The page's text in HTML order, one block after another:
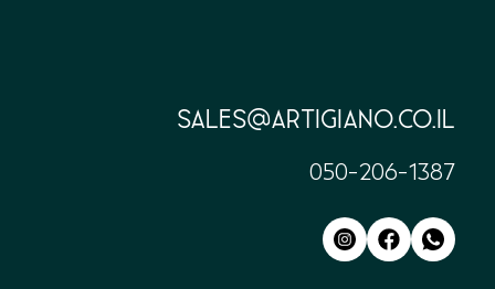
sales@artigiano.co.il
050-206-1387